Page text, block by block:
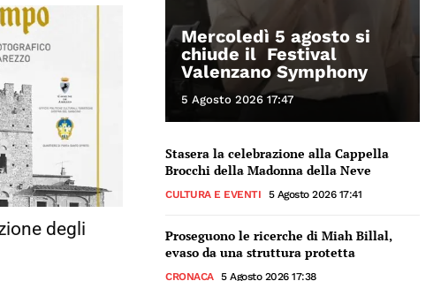
degli
Mercoledì 5 agosto si
chiude il Festival
Valenzano Symphony
5 Agosto 2026 17:47
Stasera la celebrazione alla Cappella
Brocchi della Madonna della Neve
CULTURA E EVENTI 5 Agosto 2026 17:41
Proseguono le ricerche di Miah Billal,
evaso da una struttura protetta
CRONACA 5 Agosto 2026 17:38